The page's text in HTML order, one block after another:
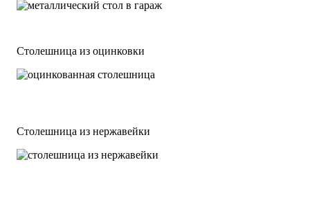
Столешница из оцинковки
Столешница из нержавейки